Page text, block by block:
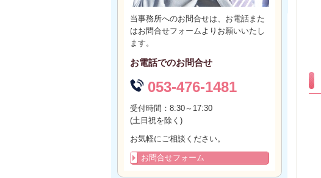
当事務所へのお問合せは、お電話また
はお問合せフォームよりお願いいたし
ます。
お電話でのお問合せ
053-476-1481
受付時間：8:30～17:30
(土日祝を除く)
お気軽にご相談ください。
お問合せフォーム